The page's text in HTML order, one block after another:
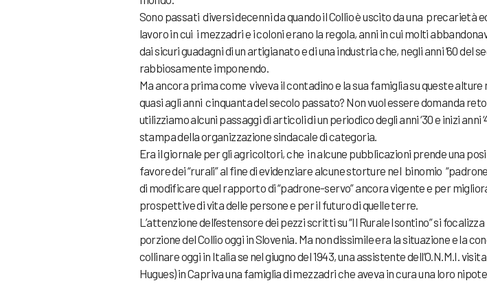
Sono passati diversi decenni da quando il Collio è uscito da una precarietà
lavoro in cui i mezzadri e i coloni erano la regola, anni in cui molti
dai sicuri guadagni di un artigianato e di una industria che, negli anni ‘60 del
rabbiosamente imponendo.
Ma ancora prima come viveva il contadino e la sua famiglia su queste
quasi agli anni cinquanta del secolo passato? Non vuol essere domanda
utilizziamo alcuni passaggi di articoli di un periodico degli anni ‘30 e inizi anni
stampa della organizzazione sindacale di categoria.
Era il giornale per gli agricoltori, che in alcune pubblicazioni prende una
favore dei “rurali” al fine di evidenziare alcune storture nel binomio
di modificare quel rapporto di “padrone-servo” ancora vigente e per
prospettive di vita delle persone e per il futuro di quelle terre.
L’attenzione dell’estensore dei pezzi scritti su “Il Rurale Isontino” si
porzione del Collio oggi in Slovenia. Ma non dissimile era la situazione e la
collinare oggi in Italia se nel giugno del 1943, una assistente dell’O.N.M.I.
Hugues) in Capriva una famiglia di mezzadri che aveva in cura una loro